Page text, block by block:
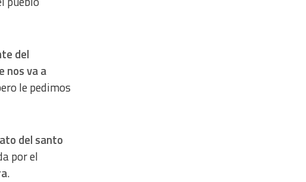
del
nos va a
le pedimos
del santo
por el
.